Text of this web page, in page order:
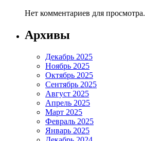
Нет комментариев для просмотра.
Архивы
Декабрь 2025
Ноябрь 2025
Октябрь 2025
Сентябрь 2025
Август 2025
Апрель 2025
Март 2025
Февраль 2025
Январь 2025